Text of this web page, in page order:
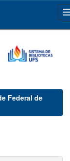
Federal de